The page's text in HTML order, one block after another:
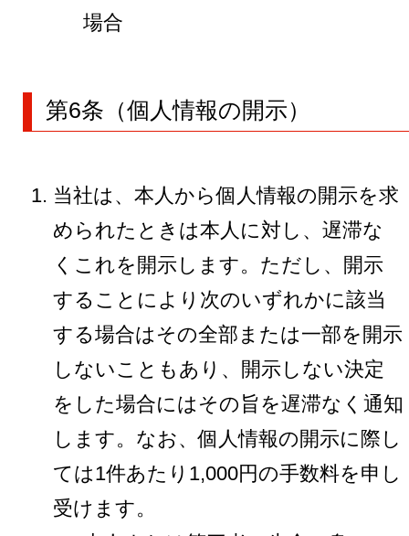
場合
第6条（個人情報の開示）
当社は、本人から個人情報の開示を求
められたときは本人に対し、遅滞な
くこれを開示します。ただし、開示
することにより次のいずれかに該当
する場合はその全部または一部を開示
しないこともあり、開示しない決定
をした場合にはその旨を遅滞なく通知
します。なお、個人情報の開示に際し
ては1件あたり1,000円の手数料を申し
受けます。